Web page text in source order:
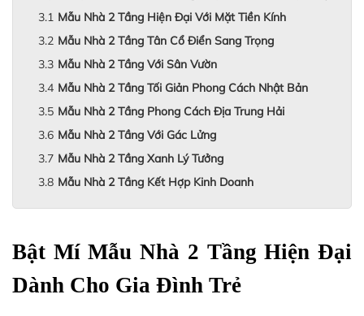
Mẫu Nhà 2 Tầng Hiện Đại Với Mặt Tiền Kính
Mẫu Nhà 2 Tầng Tân Cổ Điển Sang Trọng
Mẫu Nhà 2 Tầng Với Sân Vườn
Mẫu Nhà 2 Tầng Tối Giản Phong Cách Nhật Bản
Mẫu Nhà 2 Tầng Phong Cách Địa Trung Hải
Mẫu Nhà 2 Tầng Với Gác Lửng
Mẫu Nhà 2 Tầng Xanh Lý Tưởng
Mẫu Nhà 2 Tầng Kết Hợp Kinh Doanh
Bật Mí Mẫu Nhà 2 Tầng Hiện Đại
Dành Cho Gia Đình Trẻ